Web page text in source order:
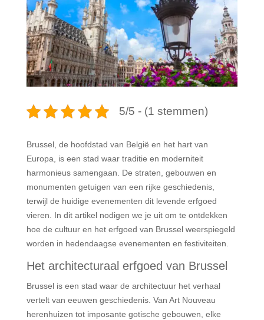
5/5 - (1 stemmen)
Brussel, de hoofdstad van België en het hart van
Europa, is een stad waar traditie en moderniteit
harmonieus samengaan. De straten, gebouwen en
monumenten getuigen van een rijke geschiedenis,
terwijl de huidige evenementen dit levende erfgoed
vieren. In dit artikel nodigen we je uit om te ontdekken
hoe de cultuur en het erfgoed van Brussel weerspiegeld
worden in hedendaagse evenementen en festiviteiten.
Het architecturaal erfgoed van Brussel
Brussel is een stad waar de architectuur het verhaal
vertelt van eeuwen geschiedenis. Van Art Nouveau
herenhuizen tot imposante gotische gebouwen, elke